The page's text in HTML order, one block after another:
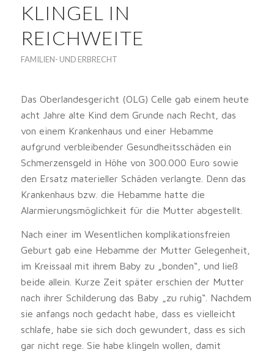
KLINGEL IN
REICHWEITE
FAMILIEN- UND ERBRECHT
Das Oberlandesgericht (OLG) Celle gab einem heute
acht Jahre alte Kind dem Grunde nach Recht, das
von einem Krankenhaus und einer Hebamme
aufgrund verbleibender Gesundheitsschäden ein
Schmerzensgeld in Höhe von 300.000 Euro sowie
den Ersatz materieller Schäden verlangte. Denn das
Krankenhaus bzw. die Hebamme hatte die
Alarmierungsmöglichkeit für die Mutter abgestellt.
Nach einer im Wesentlichen komplikationsfreien
Geburt gab eine Hebamme der Mutter Gelegenheit,
im Kreissaal mit ihrem Baby zu „bonden“, und ließ
beide allein. Kurze Zeit später erschien der Mutter
nach ihrer Schilderung das Baby „zu ruhig“. Nachdem
sie anfangs noch gedacht habe, dass es vielleicht
schlafe, habe sie sich doch gewundert, dass es sich
gar nicht rege. Sie habe klingeln wollen, damit